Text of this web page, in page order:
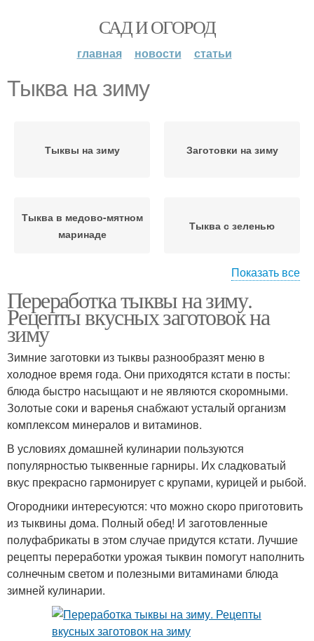
САД И ОГОРОД
главная новости статьи
Тыква на зиму
Тыквы на зиму Заготовки на зиму
Тыква в медово-мятном
маринаде
Тыква с зеленью
Сок из тыквы Лимон на зиму
Пюре из тыквы Икра из тыквы
Икры на зиму
Показать все
Переработка тыквы на зиму.
Рецепты вкусных заготовок на
зиму
Зимние заготовки из тыквы разнообразят меню в
холодное время года. Они приходятся кстати в посты:
блюда быстро насыщают и не являются скоромными.
Золотые соки и варенья снабжают усталый организм
комплексом минералов и витаминов.
В условиях домашней кулинарии пользуются
популярностью тыквенные гарниры. Их сладковатый
вкус прекрасно гармонирует с крупами, курицей и рыбой.
Огородники интересуются: что можно скоро приготовить
из тыквины дома. Полный обед! И заготовленные
полуфабрикаты в этом случае придутся кстати. Лучшие
рецепты переработки урожая тыквин помогут наполнить
солнечным светом и полезными витаминами блюда
зимней кулинарии.